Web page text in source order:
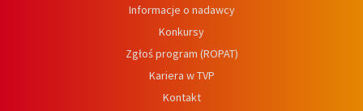
Informacje o nadawcy
Konkursy
Zgłoś program (ROPAT)
Kariera w TVP
Kontakt